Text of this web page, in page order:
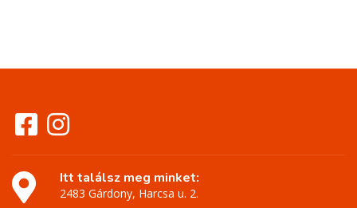
Itt találsz meg minket:
2483 Gárdony, Harcsa u. 2.